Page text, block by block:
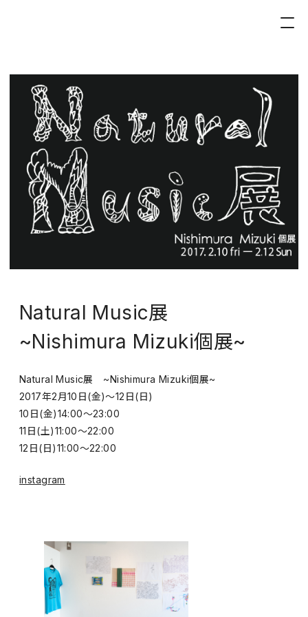
Natural Music展
~Nishimura Mizuki個展~
Natural Music展 ~Nishimura Mizuki個展~
2017年2月10日(金)～12日(日)
10日(金)14:00～23:00
11日(土)11:00～22:00
12日(日)11:00～22:00
instagram